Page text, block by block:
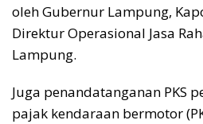
oleh Gubernur Lampung,
Direktur Operasional Jasa
Lampung.
Juga penandatanganan PKS
pajak kendaraan bermotor